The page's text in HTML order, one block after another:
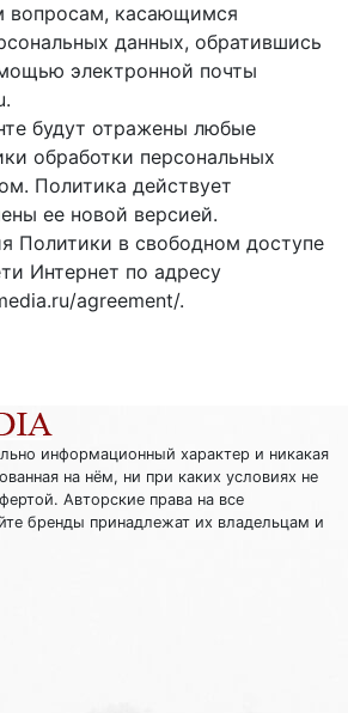
вопросам, касающимся
данных, обратившись
электронной почты
будут отражены любые
обработки персональных
Политика действует
ее новой версией.
Политики в свободном доступе
Интернет по адресу
agreement/.
информационный характер и никакая
на нём, ни при каких условиях не
Авторские права на все
бренды принадлежат их владельцам и